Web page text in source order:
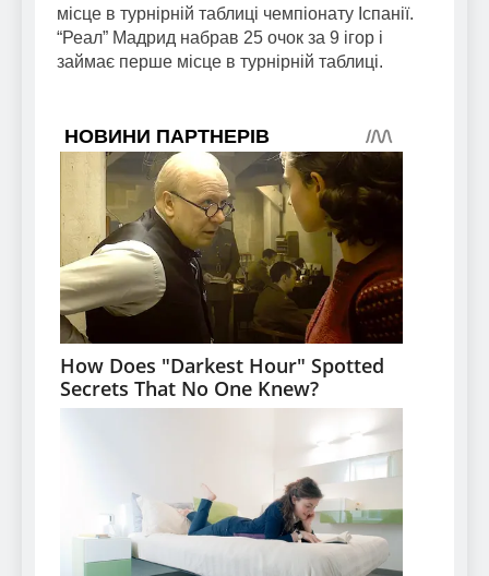
місце в турнірній таблиці чемпіонату Іспанії.
“Реал” Мадрид набрав 25 очок за 9 ігор і
займає перше місце в турнірній таблиці.